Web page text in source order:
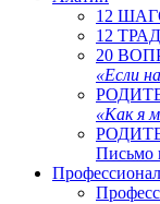
12
12
20
«Если
«Как я
Письмо